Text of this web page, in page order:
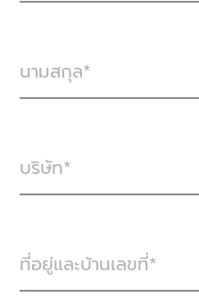
นามสกุล
บริษัท
ที่อยู่และบ้านเลขที่